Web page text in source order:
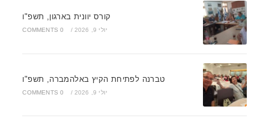
קורס יוונית בארגון, תשפ"ו
יולי 9, 2026 /
0 COMMENTS
טברנה לפתיחת הקיץ באלהמברה, תשפ"ו
יולי 9, 2026 /
0 COMMENTS